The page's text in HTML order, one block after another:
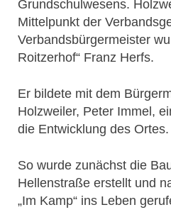
Grundschulwesens.
Mittelpunkt der
Verbandsbürgermeister
Roitzerhof“ Franz Herfs.
Er bildete mit dem
Holzweiler, Peter Immel,
die Entwicklung des Ortes.
So wurde zunächst die
Hellenstraße erstellt und
„Im Kamp“ ins Leben